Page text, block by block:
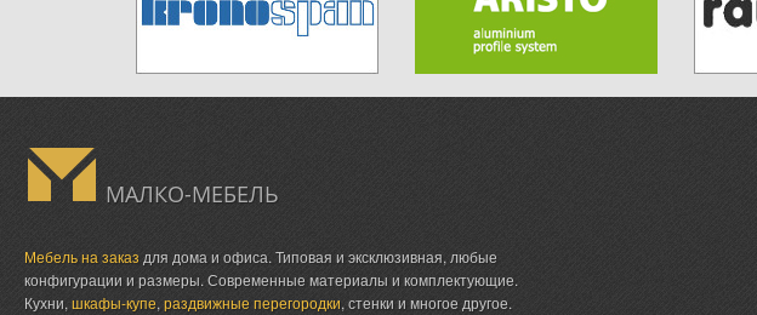
МАЛКО-МЕБЕЛЬ
Мебель на заказ для дома и офиса. Типовая и эксклюзивная, любые
конфигурации и размеры. Современные материалы и комплектующие.
Кухни,шкафы-купе,раздвижные перегородки, стенки и многое другое.